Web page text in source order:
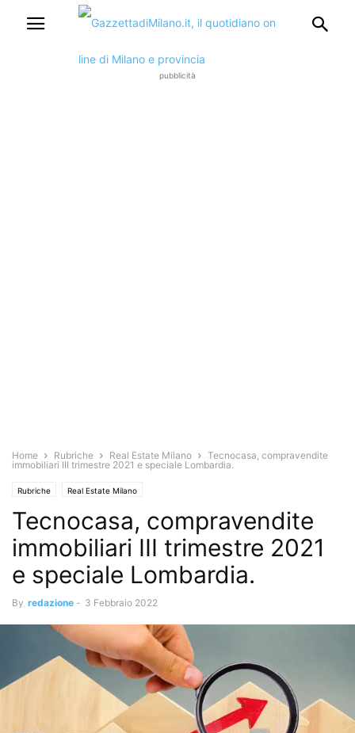
pubblicità
Home Rubriche Real Estate Milano
Tecnocasa, compravendite
immobiliari III trimestre 2021 e speciale Lombardia.
Rubriche Real Estate Milano
Tecnocasa, compravendite
immobiliari III trimestre 2021
e speciale Lombardia.
By redazione - 3 Febbraio 2022